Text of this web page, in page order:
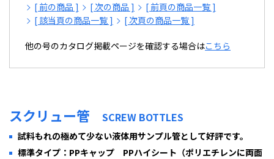
[ 前の商品 ] [ 次の商品 ]
[ 前頁の商品一覧 ]
[ 該当頁の商品一覧 ]
[ 次頁の商品一覧 ]
他の号のカタログ掲載ページを確認する場合はこちら
スクリュー管 SCREW BOTTLES
試料もれの極めて少ない液体用サンプル管として好評です。
標準タイプ：PPキャップ PPハイシート（ポリエチレンに両面